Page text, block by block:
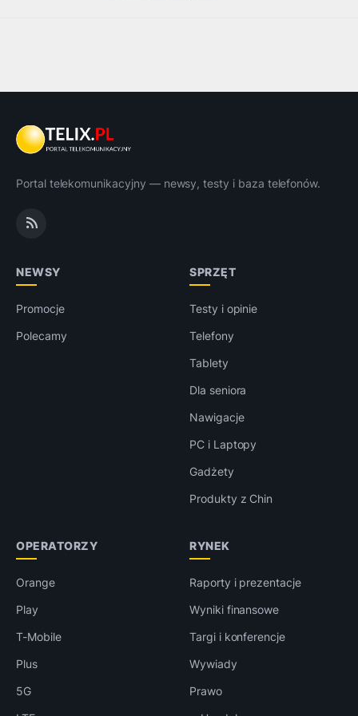
Portal telekomunikacyjny — newsy, testy i baza telefonów.
NEWSY
Promocje
Polecamy
SPRZĘT
Testy i opinie
Telefony
Tablety
Dla seniora
Nawigacje
PC i Laptopy
Gadżety
Produkty z Chin
OPERATORZY
Orange
Play
T-Mobile
Plus
5G
RYNEK
Raporty i prezentacje
Wyniki finansowe
Targi i konferencje
Wywiady
Prawo